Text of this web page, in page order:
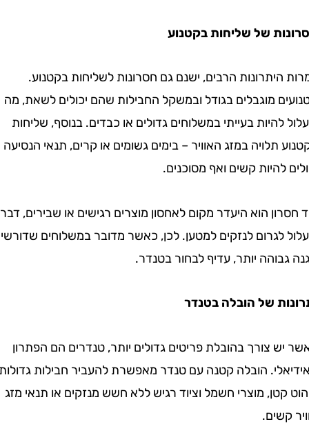
של שליחות בקטנוע
הרבים, ישנם גם חסרונות לשליחות בקטנוע.
מוגבלים בגודל ובמשקל החבילות שהם יכולים לשאת, מה
בעייתי במשלוחים גדולים או כבדים. בנוסף, שליחות
תלויה במזג האוויר – בימים גשומים או קרים, תנאי הנסיעה
להיות קשים ואף מסוכנים.
הוא היעדר מקום לאחסון מוצרים רגישים או שבירים, דבר
לנזקים למטען. לכן, כאשר מדובר במשלוחים שדורשים
יותר, עדיף לבחור בטנדר.
של הובלה בטנדר
צורך בהובלת פריטים גדולים יותר, טנדרים הם הפתרון
הובלה קטנה עם טנדר מאפשרת להעביר חבילות גדולות,
מוצרי חשמל וציוד רגיש ללא חשש מנזקים או תנאי מזג